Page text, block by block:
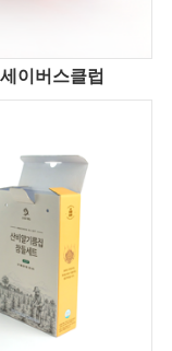
이버스클럽